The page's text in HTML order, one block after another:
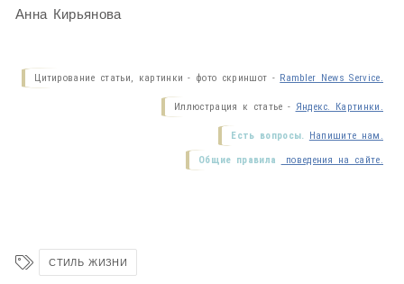
Анна Кирьянова
Цитирование статьи, картинки - фото скриншот - Rambler News Service.
Иллюстрация к статье - Яндекс. Картинки.
Есть вопросы. Напишите нам.
Общие правила поведения на сайте.
СТИЛЬ ЖИЗНИ